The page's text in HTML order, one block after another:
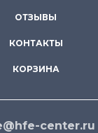
ОТЗЫВЫ
КОНТАКТЫ
КОРЗИНА
center.ru